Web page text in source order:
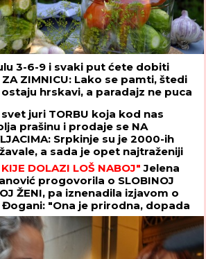
3-6-9 i svaki put ćete dobiti
ZA ZIMNICU: Lako se pamti, štedi
hrskavi, a paradajz ne puca
svet juri TORBU koja kod nas
prašinu i prodaje se NA
Srpkinje su je 2000-ih
a sada je opet najtraženiji
DOLAZI LOŠ NABOJ" Jelena
progovorila o SLOBINOJ
ŽENI, pa iznenadila izjavom o
Đogani: "Ona je prirodna, dopada